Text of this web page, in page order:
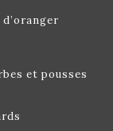
et pousses